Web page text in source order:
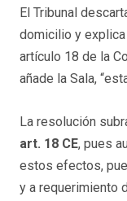
El Tribunal
domicilio y
artículo 18 de la
añade la Sala,
La resolución
art. 18 CE, pues
estos efectos,
y a requerimiento